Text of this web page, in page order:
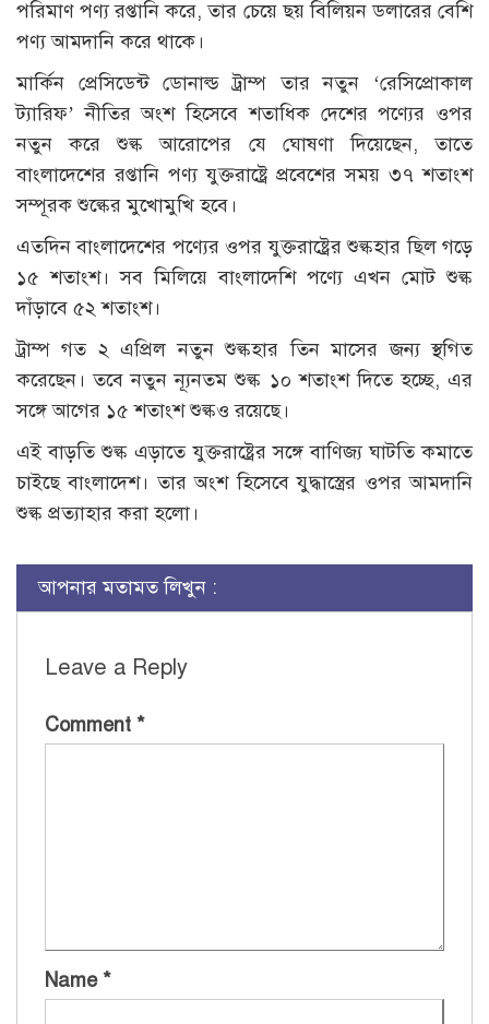
পরিমাণ পণ্য রপ্তানি করে, তার চেয়ে ছয় বিলিয়ন ডলারের বেশি
পণ্য আমদানি করে থাকে।
মার্কিন প্রেসিডেন্ট ডোনাল্ড ট্রাম্প তার নতুন ‘রেসিপ্রোকাল
ট্যারিফ’ নীতির অংশ হিসেবে শতাধিক দেশের পণ্যের ওপর
নতুন করে শুল্ক আরোপের যে ঘোষণা দিয়েছেন, তাতে
বাংলাদেশের রপ্তানি পণ্য যুক্তরাষ্ট্রে প্রবেশের সময় ৩৭ শতাংশ
সম্পূরক শুল্কের মুখোমুখি হবে।
এতদিন বাংলাদেশের পণ্যের ওপর যুক্তরাষ্ট্রের শুল্কহার ছিল গড়ে
১৫ শতাংশ। সব মিলিয়ে বাংলাদেশি পণ্যে এখন মোট শুল্ক
দাঁড়াবে ৫২ শতাংশ।
ট্রাম্প গত ২ এপ্রিল নতুন শুল্কহার তিন মাসের জন্য স্থগিত
করেছেন। তবে নতুন ন্যূনতম শুল্ক ১০ শতাংশ দিতে হচ্ছে, এর
সঙ্গে আগের ১৫ শতাংশ শুল্কও রয়েছে।
এই বাড়তি শুল্ক এড়াতে যুক্তরাষ্ট্রের সঙ্গে বাণিজ্য ঘাটতি কমাতে
চাইছে বাংলাদেশ। তার অংশ হিসেবে যুদ্ধাস্ত্রের ওপর আমদানি
শুল্ক প্রত্যাহার করা হলো।
আপনার মতামত লিখুন :
Leave a Reply
Comment *
Name *